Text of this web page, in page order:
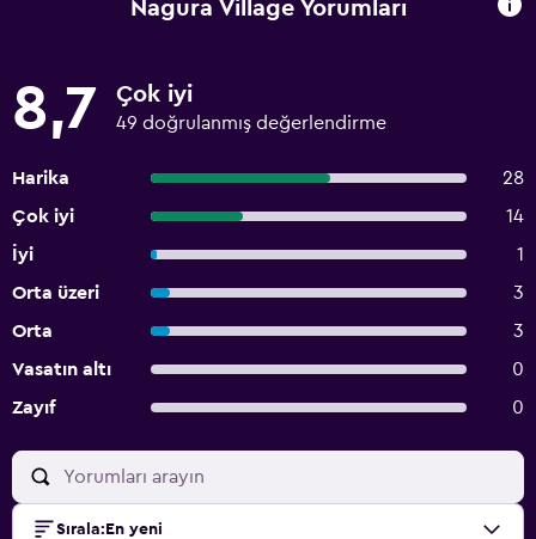
Nagura Village Yorumları
8,7 Çok iyi
49 doğrulanmış değerlendirme
Harika
28
Çok iyi
14
İyi
1
Orta üzeri
3
Orta
3
Vasatın altı
0
Zayıf
0
Sırala: En yeni